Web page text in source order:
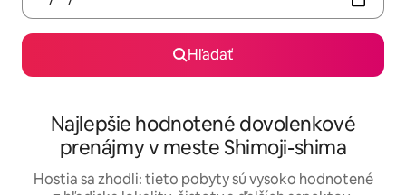
Hľadať
Najlepšie hodnotené dovolenkové
prenájmy v meste Shimoji-shima
Hostia sa zhodli: tieto pobyty sú vysoko hodnotené